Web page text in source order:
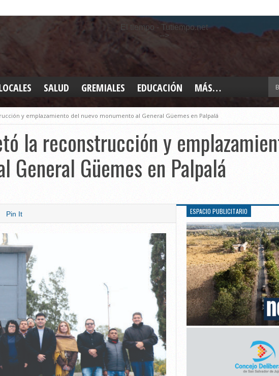
El tiempo - Tutiempo.net
-->
SALUD GREMIALES EDUCACIÓN MÁS…
INTERIOR
DEPORTES
ELECCIONES 2025
LEGISLATIVO
TURISMO
CULTURA
y emplazamiento del nuevo monumento al General Güemes en Palpalá
la reconstrucción y
General Güemes en Palpalá
Pin It ESPACIO PUBLICITARIO